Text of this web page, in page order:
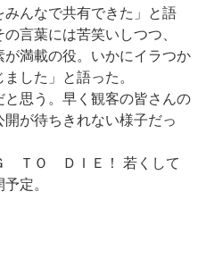
んなで共有できた」と語
言葉には苦笑いしつつ、
が満載の役。いかにイラつか
した」と語った。
思う。早く観客の皆さんの
が待ちきれない様子だっ
ＴＯ ＤＩＥ！ 若くして
定。